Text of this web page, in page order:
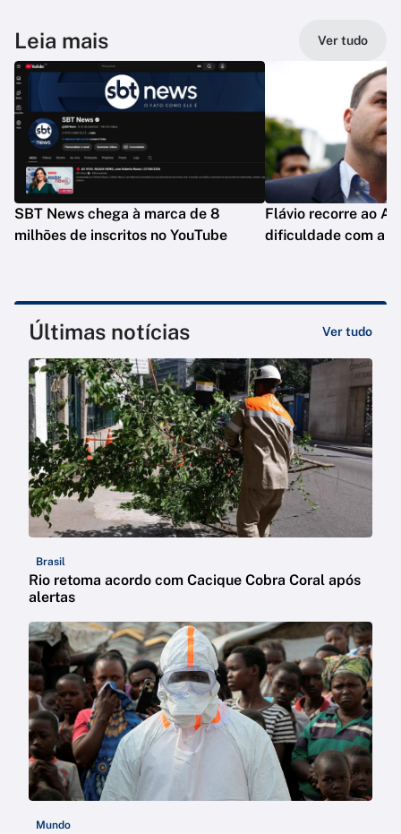
Leia mais Ver tudo
SBT News chega à marca de 8
milhões de inscritos no YouTube
Flávio recorre ao
dificuldade com a
Últimas notícias Ver tudo
Brasil
Rio retoma acordo com Cacique Cobra Coral após
alertas
Mundo